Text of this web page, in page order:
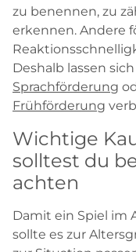
zu benennen, zu
erkennen. Andere
Deshalb lassen
Sprachförderung
Frühförderung
Wichtige
solltest du
achten
Damit ein Spiel im
sollte es zur